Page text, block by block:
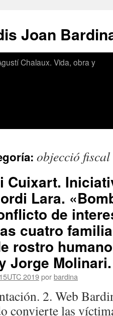
Joan
Chalaux. Vida, obra y
objecció fiscal
Cuixart.
Lara.
de
cuatro
rostro
Jorge Molinari.
2019porbardina
2. Web
convierte las